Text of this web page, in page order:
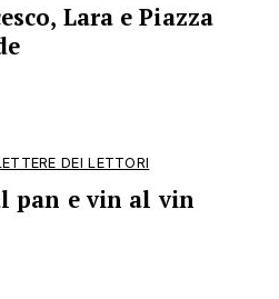
Lara e Piazza
DEI LETTORI
pan e vin al vin